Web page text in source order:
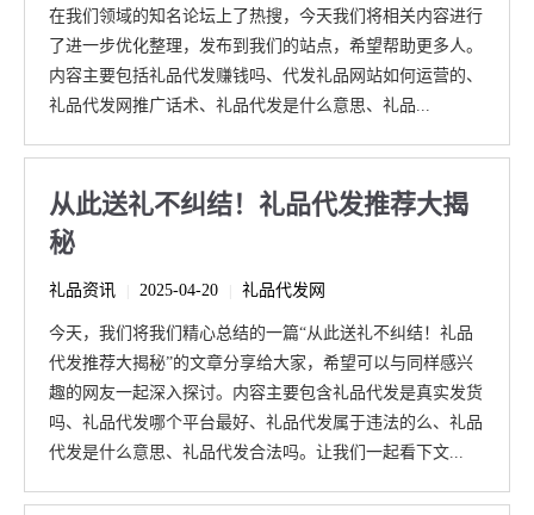
在我们领域的知名论坛上了热搜，今天我们将相关内容进行
了进一步优化整理，发布到我们的站点，希望帮助更多人。
内容主要包括礼品代发赚钱吗、代发礼品网站如何运营的、
礼品代发网推广话术、礼品代发是什么意思、礼品...
从此送礼不纠结！礼品代发推荐大揭
秘
礼品资讯 2025-04-20 礼品代发网
今天，我们将我们精心总结的一篇“从此送礼不纠结！礼品
代发推荐大揭秘”的文章分享给大家，希望可以与同样感兴
趣的网友一起深入探讨。内容主要包含礼品代发是真实发货
吗、礼品代发哪个平台最好、礼品代发属于违法的么、礼品
代发是什么意思、礼品代发合法吗。让我们一起看下文...